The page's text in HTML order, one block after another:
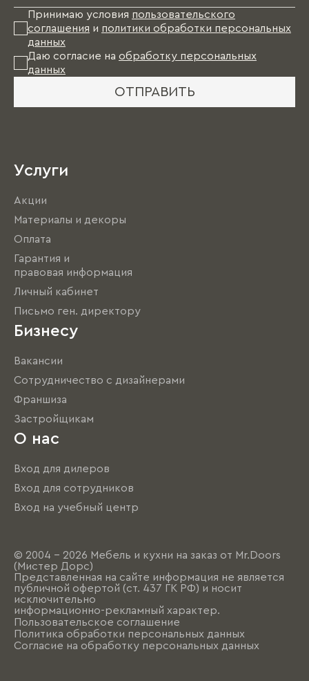
Принимаю условия пользовательского
соглашения и политики обработки персональных
данных
Даю согласие на обработку персональных
данных
ОТПРАВИТЬ
Услуги
Акции
Материалы и декоры
Оплата
Гарантия и
правовая информация
Личный кабинет
Письмо ген. директору
Бизнесу
Вакансии
Сотрудничество с дизайнерами
Франшиза
Застройщикам
О нас
Вход для дилеров
Вход для сотрудников
Вход на учебный центр
© 2004 - 2026 Мебель и кухни на заказ от Mr.Doors
(Мистер Дорс)
Представленная на сайте информация не является
публичной офертой (ст. 437 ГК РФ) и носит
исключительно
информационно-рекламный характер.
Пользовательское соглашение
Политика обработки персональных данных
Согласие на обработку персональных данных